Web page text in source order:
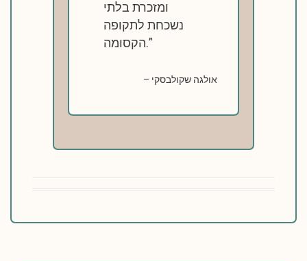
ומזכרת בלתי
נשכחת לתקופה
הקסומה.
אולגה שקולבסקי